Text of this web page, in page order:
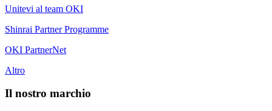
Unitevi al team OKI
Shinrai Partner Programme
OKI PartnerNet
Altro
Il nostro marchio